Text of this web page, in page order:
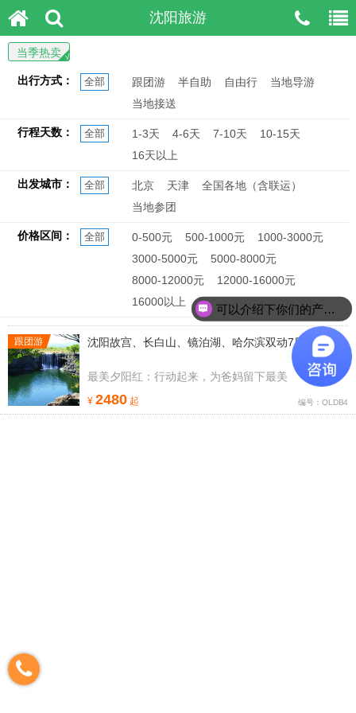
沈阳旅游
当季热卖
出行方式： 全部 跟团游 半自助 自由行
当地导游
当地接送
行程天数： 全部 1-3天 4-6天 7-10天
10-15天
16天以上
出发城市： 全部 北京 天津
全国各地（含联运）
当地参团
价格区间： 全部 0-500元 500-1000元
1000-3000元
3000-5000元
5000-8000元
8000-12000元
12000-16000元
16000以上
跟团游 沈阳故宫、长白山、镜泊湖、哈尔滨双动7日游
最美夕阳红：行动起来，为爸妈留下最美
¥ 2480 起 编号：QLDB4
可以介绍下你们的产品么？